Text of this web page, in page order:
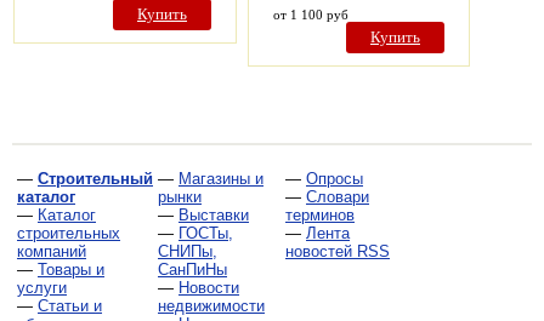
Купить от 1 100 руб
Купить
— Строительный
каталог
— Каталог
строительных
компаний
— Товары и
услуги
— Статьи и
— Магазины и
рынки
— Выставки
— ГОСТы,
СНИПы,
СанПиНы
— Новости
недвижимости
— Опросы
— Словари
терминов
— Лента
новостей RSS